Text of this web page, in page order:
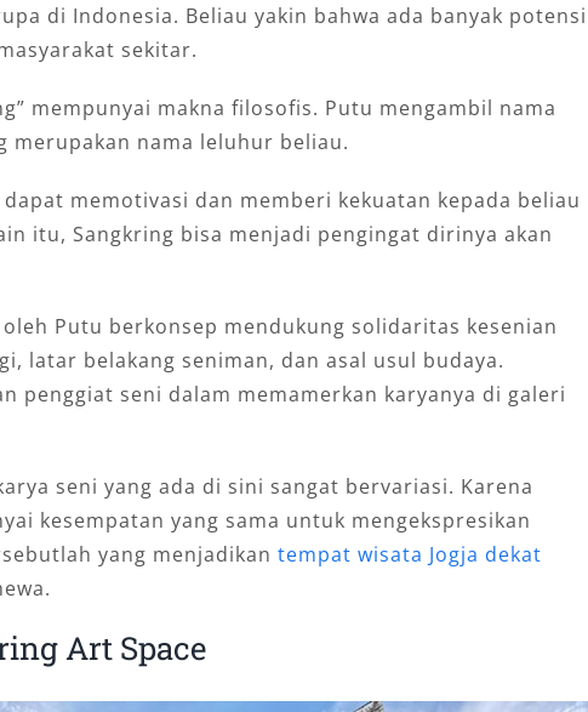
di Indonesia. Beliau yakin bahwa ada banyak potensi
sekitar.
mempunyai makna filosofis. Putu mengambil nama
merupakan nama leluhur beliau.
memotivasi dan memberi kekuatan kepada beliau
itu, Sangkring bisa menjadi pengingat dirinya akan
Putu berkonsep mendukung solidaritas kesenian
latar belakang seniman, dan asal usul budaya.
penggiat seni dalam memamerkan karyanya di galeri
seni yang ada di sini sangat bervariasi. Karena
kesempatan yang sama untuk mengekspresikan
yang menjadikan tempat wisata Jogja dekat
Art Space